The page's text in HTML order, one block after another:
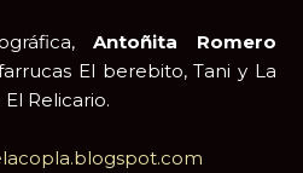
Antoñita Romero
El berebito, Tani y La
Relicario.